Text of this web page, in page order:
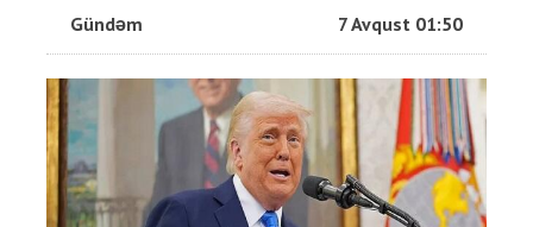
Gündəm 7 Avqust 01:50